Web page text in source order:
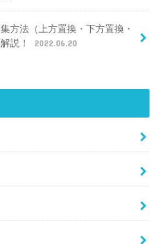
方法（上方置換・下方置換・
説！
2022.06.20